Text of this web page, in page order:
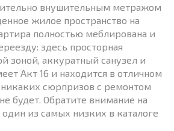
внушительным метражом
жилое пространство на
полностью меблирована и
здесь просторная
зоной, аккуратный санузел и
Акт 16 и находится в отличном
никаких сюрпризов с ремонтом
будет. Обратите внимание на
из самых низких в каталоге